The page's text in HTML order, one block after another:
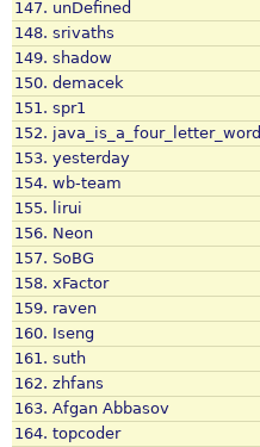
147. unDefined
148. srivaths
149. shadow
150. demacek
151. spr1
152. java_is_a_four_letter_word
153. yesterday
154. wb-team
155. lirui
156. Neon
157. SoBG
158. xFactor
159. raven
160. Iseng
161. suth
162. zhfans
163. Afgan Abbasov
164. topcoder